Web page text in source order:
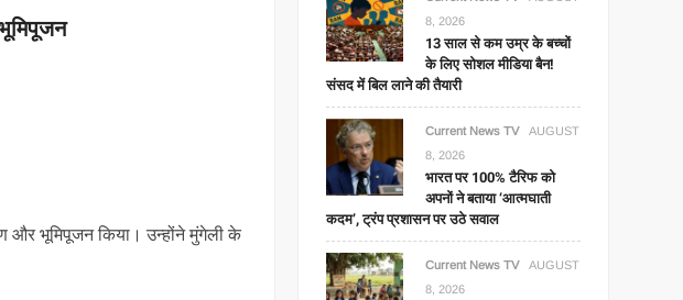
और भूमिपूजन किया। उन्होंने मुंगेली के
8, 2026
13 साल से कम उम्र के बच्चों
के लिए सोशल मीडिया बैन!
संसद में बिल लाने की तैयारी
Current News TV
AUGUST
8, 2026
भारत पर 100% टैरिफ को
अपनों ने बताया ‘आत्मघाती
कदम’, ट्रंप प्रशासन पर उठे सवाल
Current News TV
AUGUST
8, 2026